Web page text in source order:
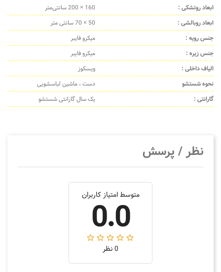
ابعاد روتشکی :
160 × 200 سانتی‌متر
ابعاد روبالشی :
50 × 70 سانتی متر
جنس رویه :
میکرو فایبر
جنس زیره :
میکرو فایبر
الیاف داخلی :
ویسکوز
نحوه شستشو
دست ، ماشین لباسشویی
گارانتی :
یک سال گارانتی شستشو
نظر / پرسش
متوسط امتیاز کاربران
0.0
0 نظر